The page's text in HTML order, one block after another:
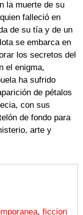
la muerte de su
falleció en
de su tía y de un
se embarca en
los secretos del
el enigma,
ha sufrido
de pétalos
con sus
de fondo para
arte y
, ficcion